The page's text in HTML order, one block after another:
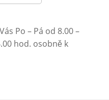
Po – Pá od 8.00 –
hod. osobně k